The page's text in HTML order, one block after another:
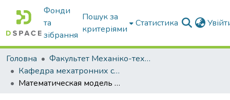
Фонди
та
зібрання
Пошук за
критеріями
Статистика
Головна
Факультет Механіко-технологічний
Кафедра мехатронних систем тракторів та сільскогосподарських машин
Математическая модель рабочих процессов гидравлического вращателя планетарного типа в составе гидроагрегата